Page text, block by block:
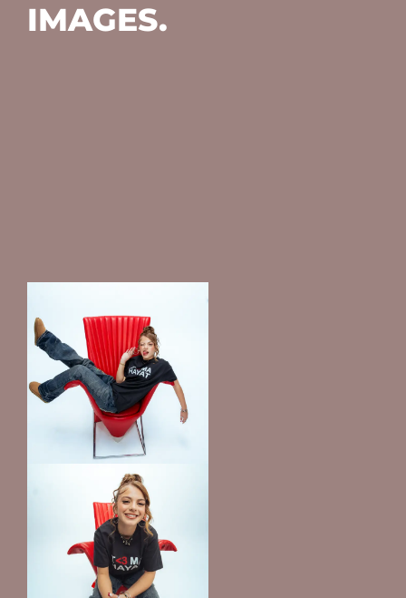
IMAGES.